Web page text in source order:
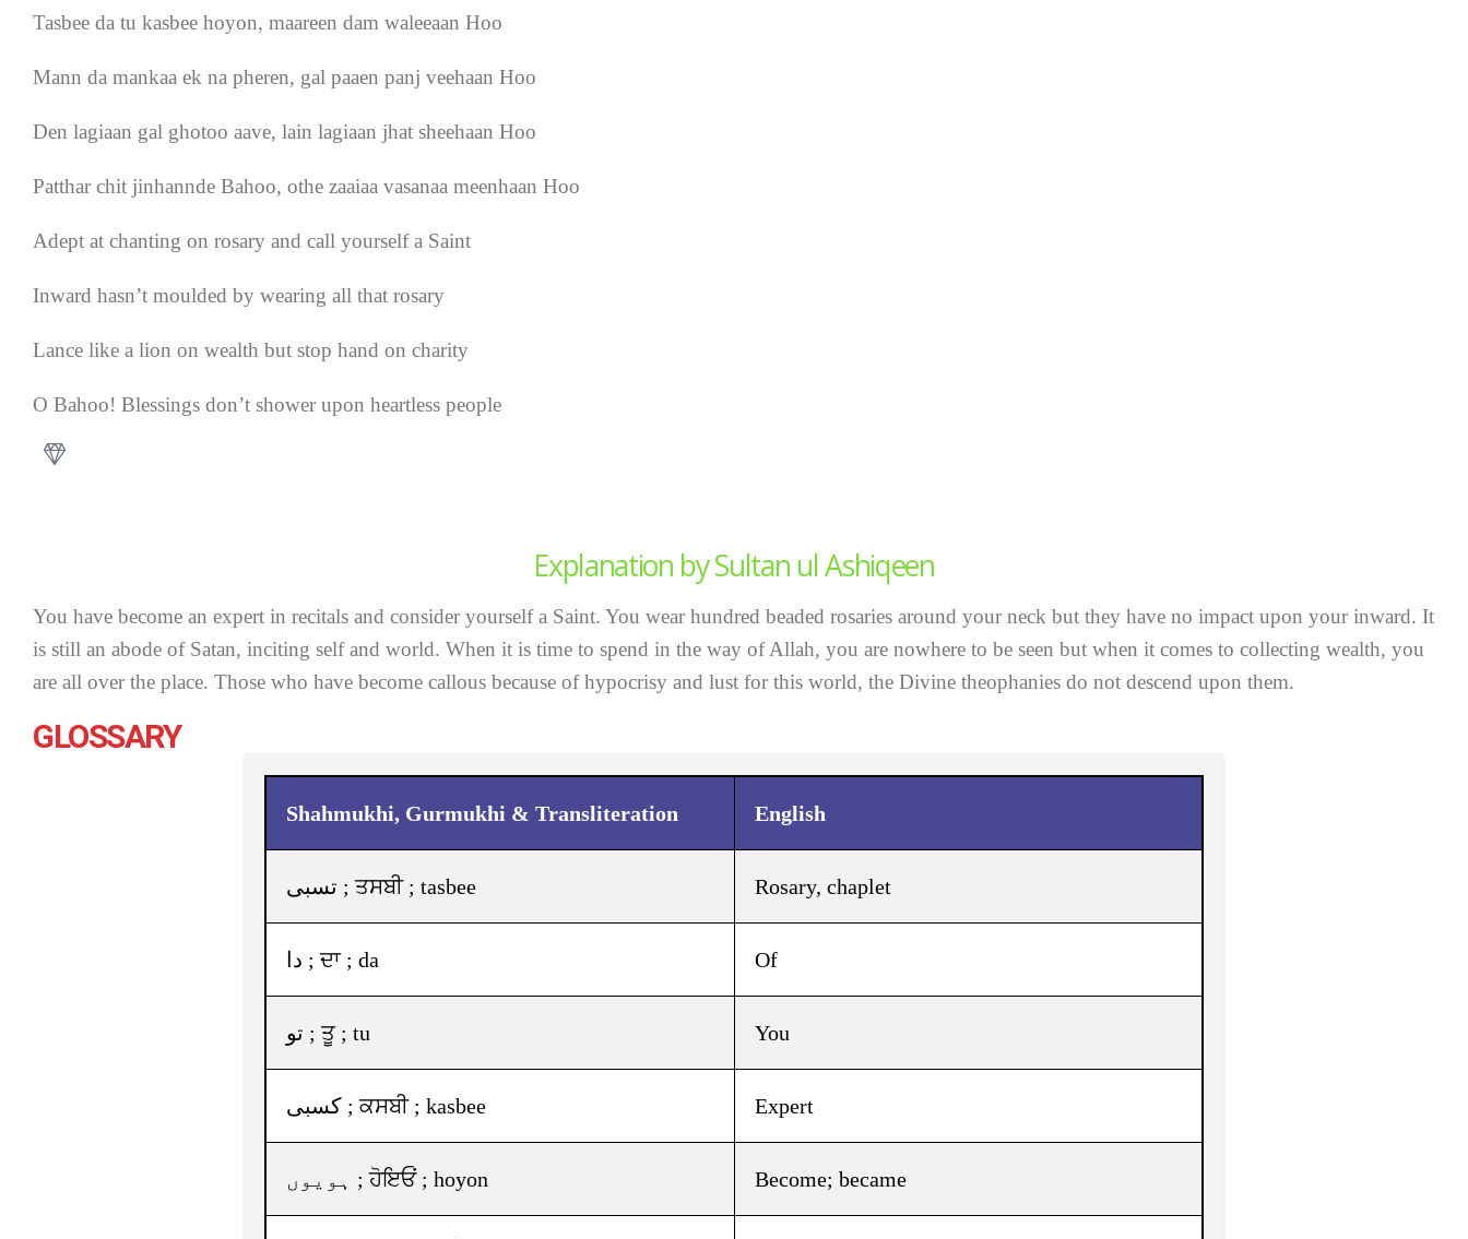
Tasbee da tu kasbee hoyon, maareen dam waleeaan Hoo
Mann da mankaa ek na pheren, gal paaen panj veehaan Hoo
Den lagiaan gal ghotoo aave, lain lagiaan jhat sheehaan Hoo
Patthar chit jinhannde Bahoo, othe zaaiaa vasanaa meenhaan Hoo
Adept at chanting on rosary and call yourself a Saint
Inward hasn’t moulded by wearing all that rosary
Lance like a lion on wealth but stop hand on charity
O Bahoo! Blessings don’t shower upon heartless people
Explanation by Sultan ul Ashiqeen​
You have become an expert in recitals and consider yourself a Saint. You wear hundred beaded rosaries around your neck but they have no impact upon your inward. It
is still an abode of Satan, inciting self and world. When it is time to spend in the way of Allah, you are nowhere to be seen but when it comes to collecting wealth, you
are all over the place. Those who have become callous because of hypocrisy and lust for this world, the Divine theophanies do not descend upon them.
GLOSSARY
Shahmukhi, Gurmukhi & Transliteration English
تسبی ; ਤਸਬੀ ; tasbee Rosary, chaplet
دا ; ਦਾ ; da Of
تو ; ਤੂ ; tu You
کسبی ; ਕਸਬੀ ; kasbee Expert
ہویوں ; ਹੋਇਓਂ ; hoyon Become; became